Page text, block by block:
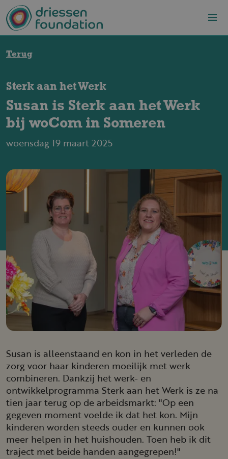
Overslaan en naar de inhoud gaan
Terug
Sterk aan het Werk
Susan is Sterk aan het Werk
bij woCom in Someren
woensdag 19 maart 2025
Susan is alleenstaand en kon in het verleden de
zorg voor haar kinderen moeilijk met werk
combineren. Dankzij het werk- en
ontwikkelprogramma Sterk aan het Werk is ze na
tien jaar terug op de arbeidsmarkt: "Op een
gegeven moment voelde ik dat het kon. Mijn
kinderen worden steeds ouder en kunnen ook
meer helpen in het huishouden. Toen heb ik dit
traject met beide handen aangegrepen!"